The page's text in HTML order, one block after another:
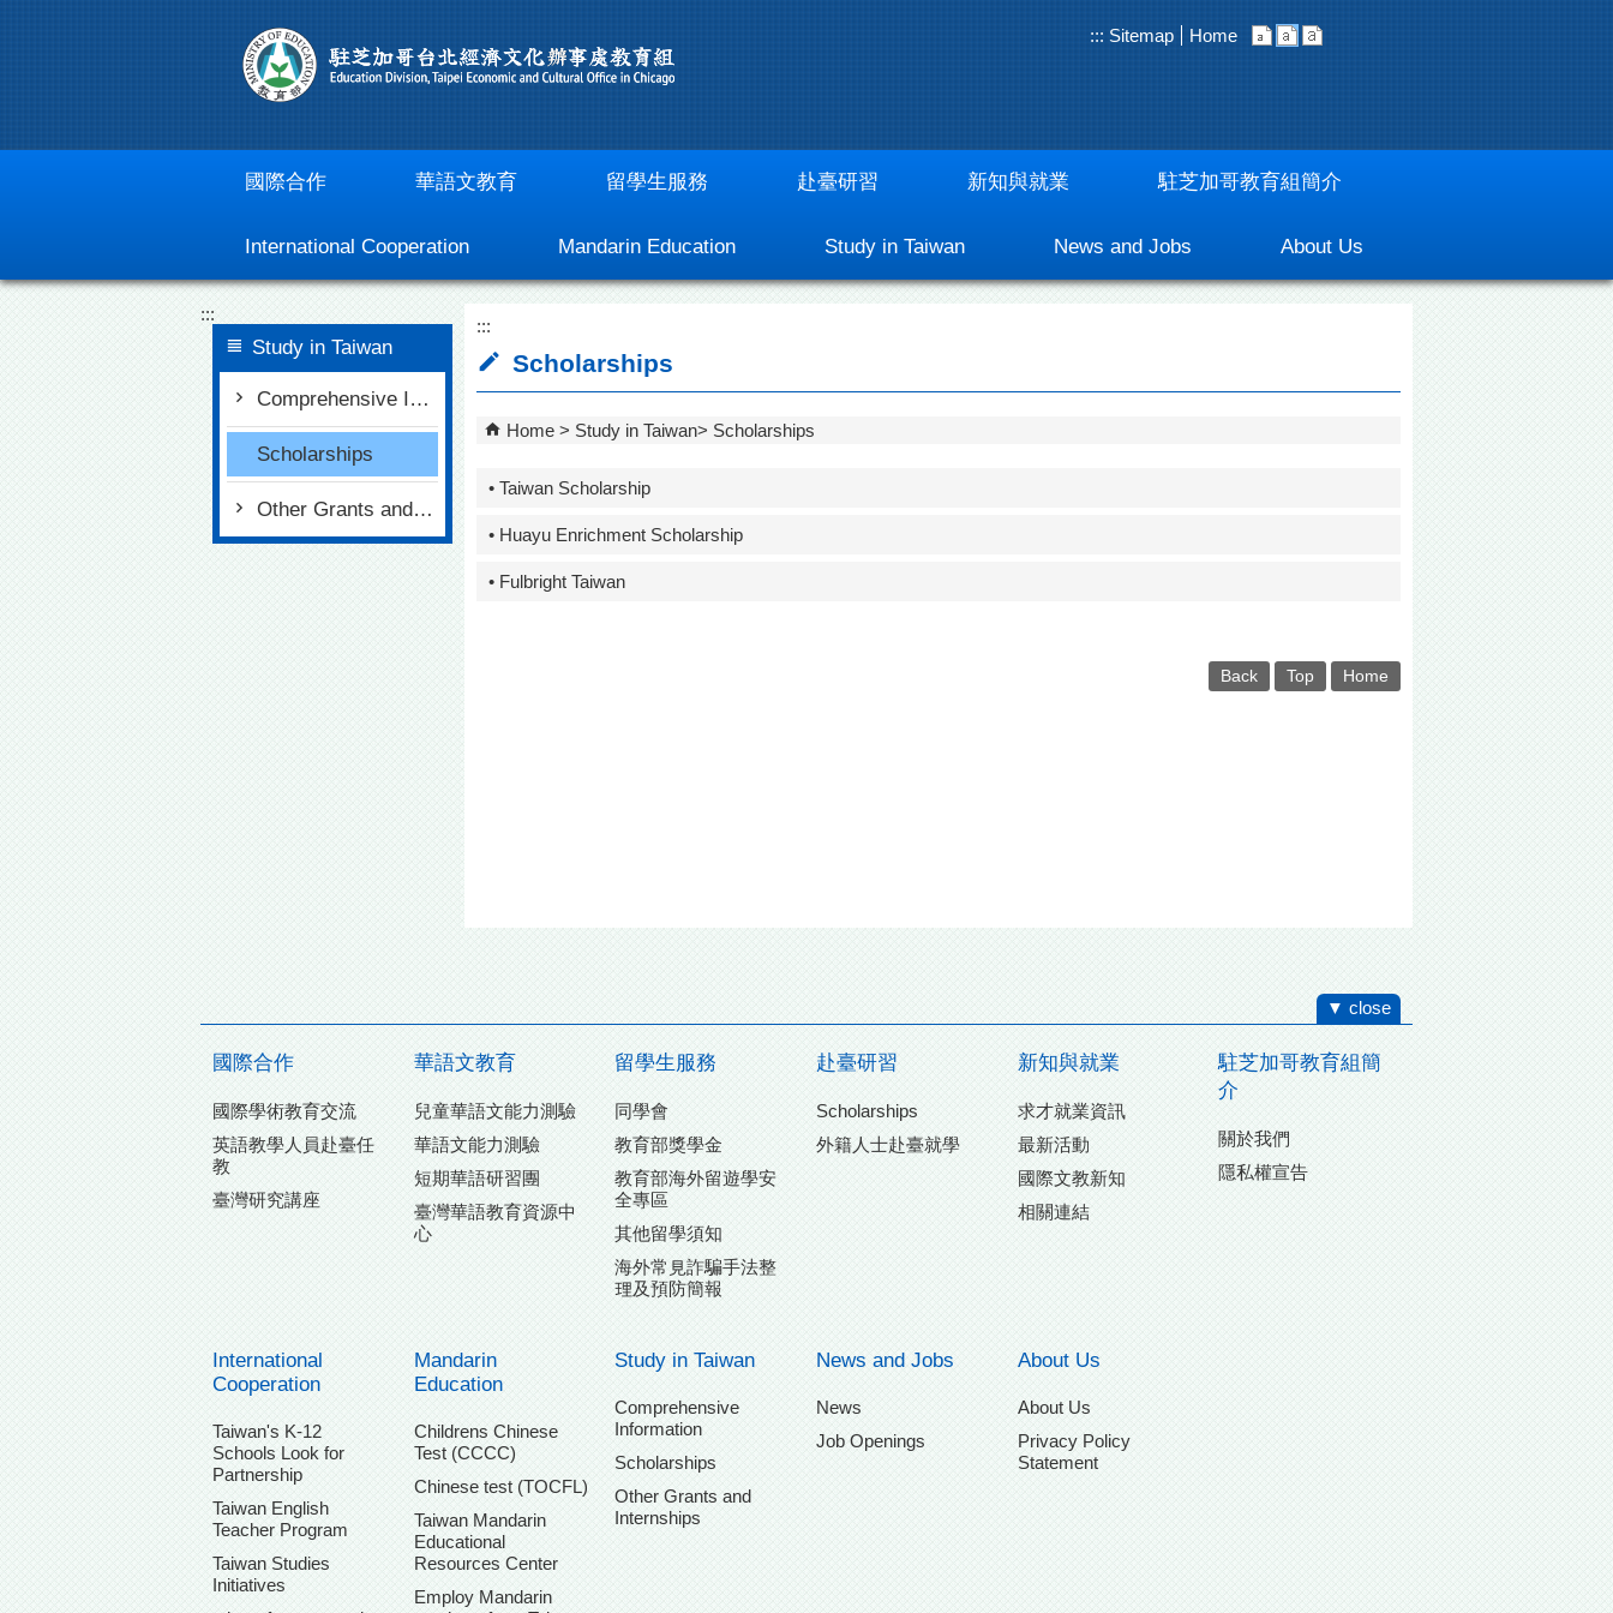
::: Sitemap Home
國際合作 華語文教育 留學生服務 赴臺研習 新知與就業 駐芝加哥教育組簡介
International Cooperation Mandarin Education Study in Taiwan News and Jobs About Us
:::
Study in Taiwan
Comprehensive Information
Scholarships
Other Grants and Internships
:::
Scholarships
Home Study in Taiwan Scholarships
• Taiwan Scholarship
• Huayu Enrichment Scholarship
• Fulbright Taiwan
Back Top Home
▼ close
國際合作
國際學術教育交流
英語教學人員赴臺任
教
臺灣研究講座
華語文教育
兒童華語文能力測驗
華語文能力測驗
短期華語研習團
臺灣華語教育資源中
心
留學生服務
同學會
教育部獎學金
教育部海外留遊學安
全專區
其他留學須知
海外常見詐騙手法整
理及預防簡報
赴臺研習
Scholarships
外籍人士赴臺就學
新知與就業
求才就業資訊
最新活動
國際文教新知
相關連結
駐芝加哥教育組簡
介
關於我們
隱私權宣告
International
Cooperation
Taiwan's K-12
Schools Look for
Partnership
Taiwan English
Teacher Program
Taiwan Studies
Initiatives
Mandarin
Education
Childrens Chinese
Test (CCCC)
Chinese test (TOCFL)
Taiwan Mandarin
Educational
Resources Center
Employ Mandarin
Study in Taiwan
Comprehensive
Information
Scholarships
Other Grants and
Internships
News and Jobs
News
Job Openings
About Us
About Us
Privacy Policy
Statement